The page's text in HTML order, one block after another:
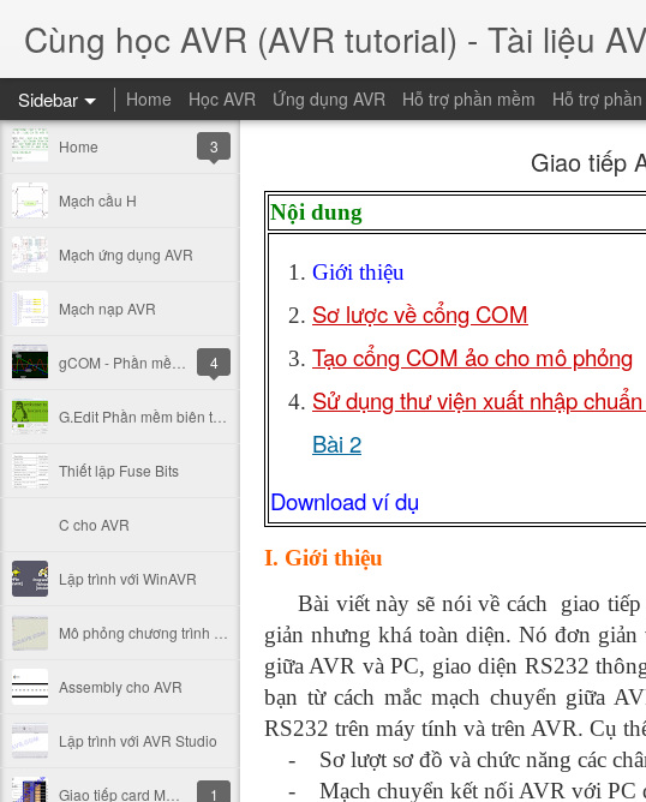
Cùng học AVR (AVR tutorial) - Tài liệu
Sidebar Home Học AVR Ứng dụng AVR Hỗ trợ phần mềm Hỗ trợ
Home 3
Mạch cầu H
Mạch ứng dụng AVR
Mạch nạp AVR
4
Thiết lập Fuse Bits
C cho AVR
Lập trình với WinAVR
Assembly cho AVR
Lập trình với AVR Studio
1
Giao tiếp
Nội dung
Giới thiệu
Sơ lược về cổng COM
Tạo cổng COM ảo cho mô phỏng
Sử dụng thư viện xuất nhập
Bài 2
Download ví dụ
I. Giới thiệu
Bài viết này sẽ nói về cách giao tiếp
giản nhưng khá toàn diện. Nó đơn
giữa AVR và PC, giao diện RS232
bạn từ cách mắc mạch chuyển giữa
RS232 trên máy tính và trên AVR. Cụ
- Sơ lượt sơ đồ và chức năng các
- Mạch chuyển kết nối AVR với PC